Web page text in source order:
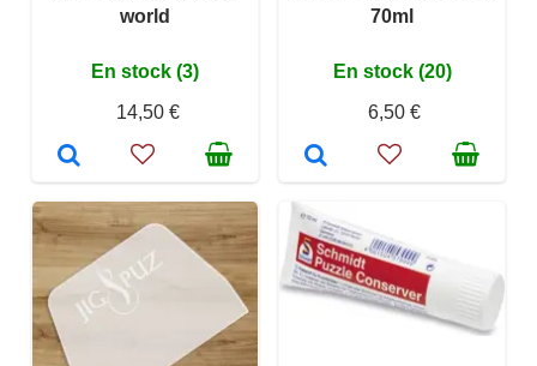
world
En stock (3)
14,50 €
70ml
En stock (20)
6,50 €